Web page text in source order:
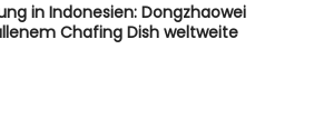
in Indonesien: Dongzhaowei
Chafing Dish weltweite